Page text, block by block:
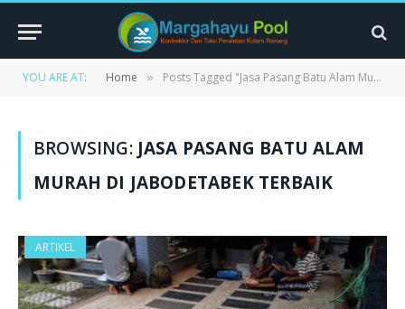
YOU ARE AT: Home » Posts Tagged "Jasa Pasang Batu Alam Murah Di Jabodetabek Terbaik"
BROWSING: JASA PASANG BATU ALAM
MURAH DI JABODETABEK TERBAIK
ARTIKEL